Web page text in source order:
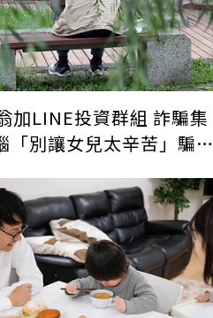
加LINE投資群組 詐騙集
「別讓女兒太辛苦」騙走